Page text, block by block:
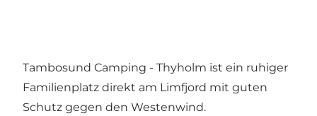
Tambosund Camping - Thyholm ist ein ruhiger
Familienplatz direkt am Limfjord mit guten
Schutz gegen den Westenwind.